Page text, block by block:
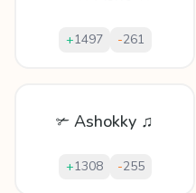
+1497 -261
✃ Ashokky ♫
+1308 -255